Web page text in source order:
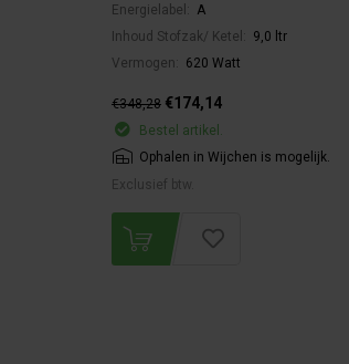
Energielabel:
A
Inhoud Stofzak/ Ketel:
9,0 ltr
Vermogen:
620 Watt
€348,28 €174,14
Bestel artikel.
Ophalen in Wijchen is mogelijk.
Exclusief btw.